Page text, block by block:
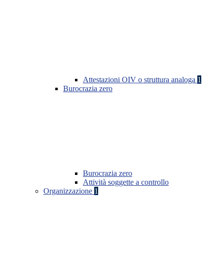
Attestazioni OIV o struttura analoga 1
Burocrazia zero
Burocrazia zero
Attività soggette a controllo
Organizzazione 1